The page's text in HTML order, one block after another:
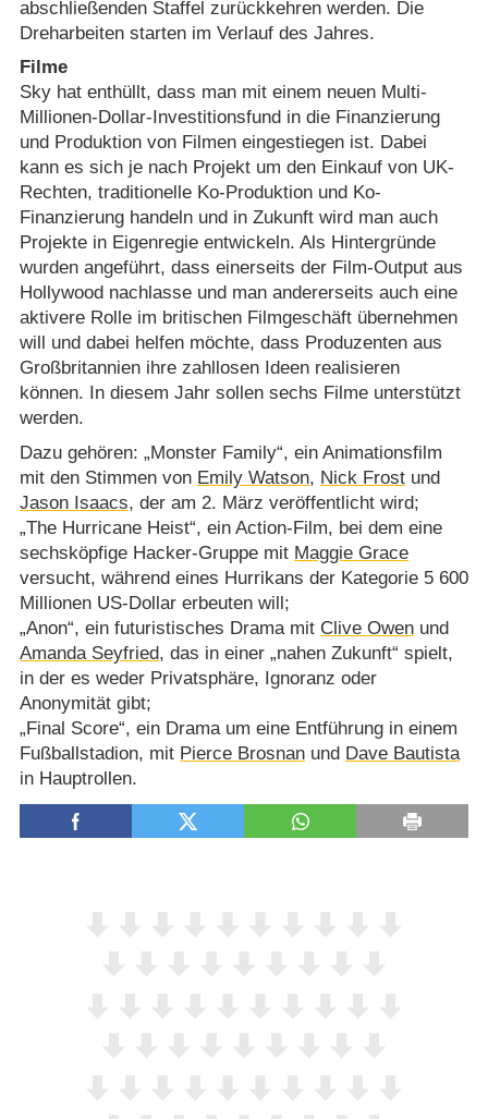
abschließenden Staffel zurückkehren werden. Die
Dreharbeiten starten im Verlauf des Jahres.
Filme
Sky hat enthüllt, dass man mit einem neuen Multi-
Millionen-Dollar-Investitionsfund in die Finanzierung
und Produktion von Filmen eingestiegen ist. Dabei
kann es sich je nach Projekt um den Einkauf von UK-
Rechten, traditionelle Ko-Produktion und Ko-
Finanzierung handeln und in Zukunft wird man auch
Projekte in Eigenregie entwickeln. Als Hintergründe
wurden angeführt, dass einerseits der Film-Output aus
Hollywood nachlasse und man andererseits auch eine
aktivere Rolle im britischen Filmgeschäft übernehmen
will und dabei helfen möchte, dass Produzenten aus
Großbritannien ihre zahllosen Ideen realisieren
können. In diesem Jahr sollen sechs Filme unterstützt
werden.
Dazu gehören: „Monster Family“, ein Animationsfilm
mit den Stimmen von Emily Watson, Nick Frostund
Jason Isaacs, der am 2. März veröffentlicht wird;
„The Hurricane Heist“, ein Action-Film, bei dem eine
sechsköpfige Hacker-Gruppe mit Maggie Grace
versucht, während eines Hurrikans der Kategorie 5 600
Millionen US-Dollar erbeuten will;
„Anon“, ein futuristisches Drama mit Clive Owenund
Amanda Seyfried, das in einer „nahen Zukunft“ spielt,
in der es weder Privatsphäre, Ignoranz oder
Anonymität gibt;
„Final Score“, ein Drama um eine Entführung in einem
Fußballstadion, mit Pierce Brosnanund Dave Bautista
in Hauptrollen.